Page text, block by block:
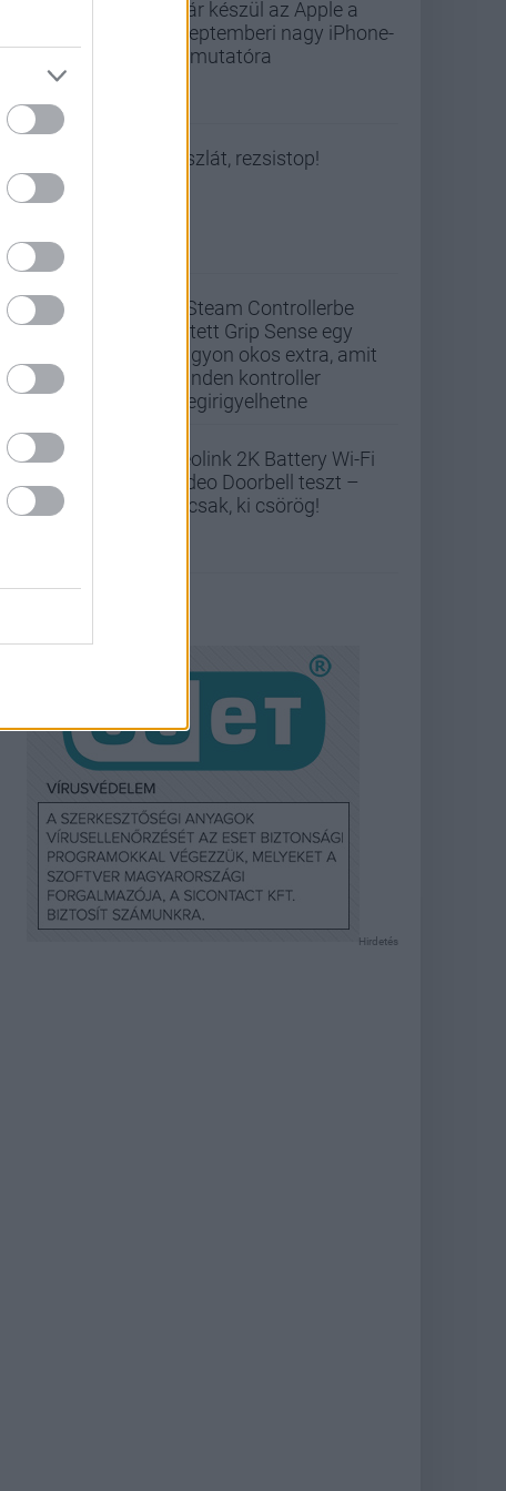
Már készül az Apple a
szeptemberi nagy iPhone-
bemutatóra
Viszlát, rezsistop!
A Steam Controllerbe
rejtett Grip Sense egy
nagyon okos extra, amit
minden kontroller
megirigyelhetne
Reolink 2K Battery Wi-Fi
Video Doorbell teszt –
Nicsak, ki csörög!
Hirdetés